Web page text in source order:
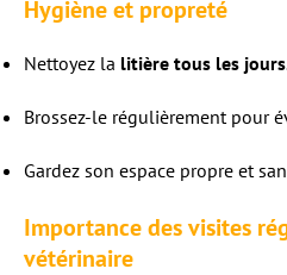
Hygiène et propreté
Nettoyez la litière tous les
Brossez-le régulièrement pour
Gardez son espace propre et
Importance des visites
vétérinaire